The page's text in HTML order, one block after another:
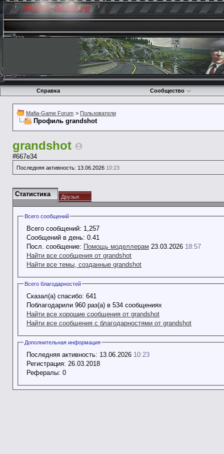
Справка Сообщество
Mafia-Game Forum > Пользователи
Профиль grandshot
grandshot
#667e34
Последняя активность: 13.06.2026 10:23
Статистика Друзья
Всего сообщений
Всего сообщений: 1,257
Сообщений в день: 0.41
Посл. сообщение: Помощь моделлерам 23.03.2026 18:57
Найти все сообщения от grandshot
Найти все темы, созданные grandshot
Всего благодарностей
Сказал(а) спасибо: 641
Поблагодарили 960 раз(а) в 534 сообщениях
Найти все хорошие сообщения от grandshot
Найти все сообщения с благодарностями от grandshot
Дополнительная информация
Последняя активность: 13.06.2026 10:23
Регистрация: 26.03.2018
Рефералы: 0